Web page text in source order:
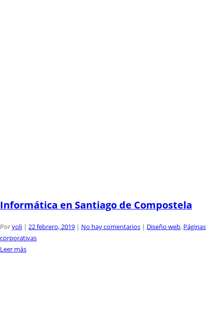
Informática en Santiago de Compostela
Poryoli | 22 febrero, 2019 | No hay comentarios | Diseño web, Páginas
corporativas
Leer más